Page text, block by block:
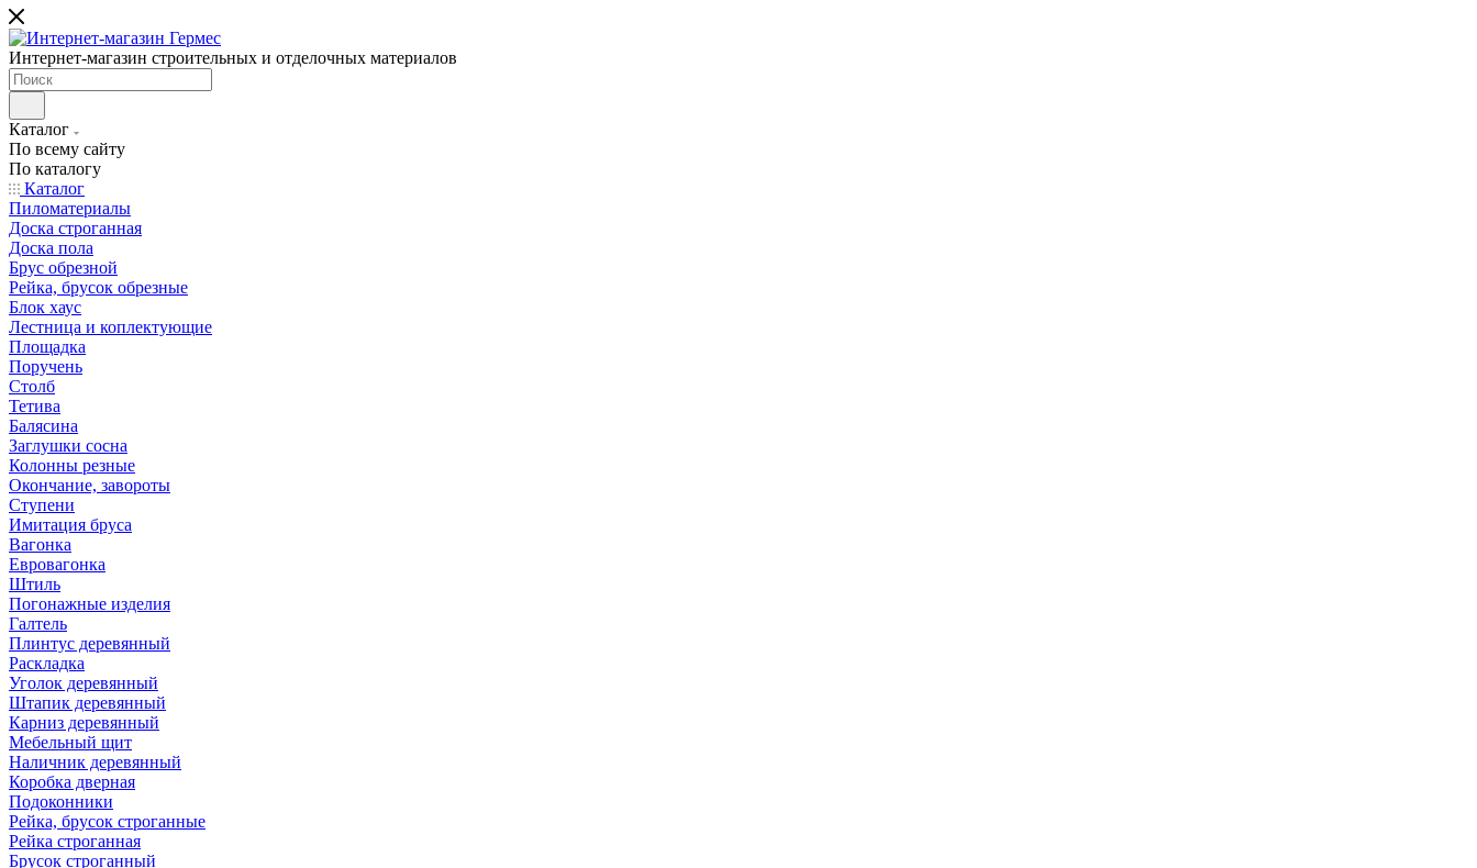
Интернет-магазин строительных и отделочных материалов
Каталог
По всему сайту
По каталогу
Каталог
Пиломатериалы
Доска строганная
Доска пола
Брус обрезной
Рейка, брусок обрезные
Блок хаус
Лестница и коплектующие
Площадка
Поручень
Столб
Тетива
Балясина
Заглушки сосна
Колонны резные
Окончание, завороты
Ступени
Имитация бруса
Вагонка
Евровагонка
Штиль
Погонажные изделия
Галтель
Плинтус деревянный
Раскладка
Уголок деревянный
Штапик деревянный
Карниз деревянный
Мебельный щит
Наличник деревянный
Коробка дверная
Подоконники
Рейка, брусок строганные
Рейка строганная
Брусок строганный